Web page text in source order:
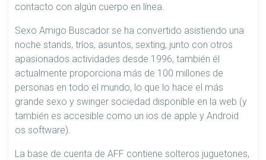
contacto con algún cuerpo en línea.
Sexo Amigo Buscador se ha convertido asistiendo una
noche stands, tríos, asuntos, sexting, junto con otros
apasionados actividades desde 1996, también él
actualmente proporciona más de 100 millones de
personas en todo el mundo, lo que lo hace el más
grande sexo y swinger sociedad disponible en la web (y
también es accesible como un ios de apple y Android
os software).
La base de cuenta de AFF contiene solteros juguetones,